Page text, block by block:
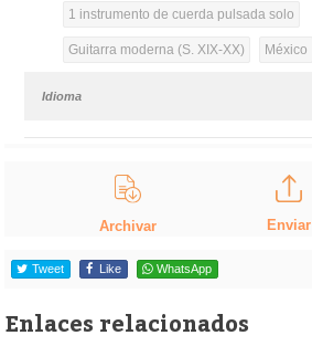
1 instrumento de cuerda pulsada solo
Guitarra moderna (S. XIX-XX) México
Idioma
Archivar Enviar
Tweet Like WhatsApp
Enlaces relacionados